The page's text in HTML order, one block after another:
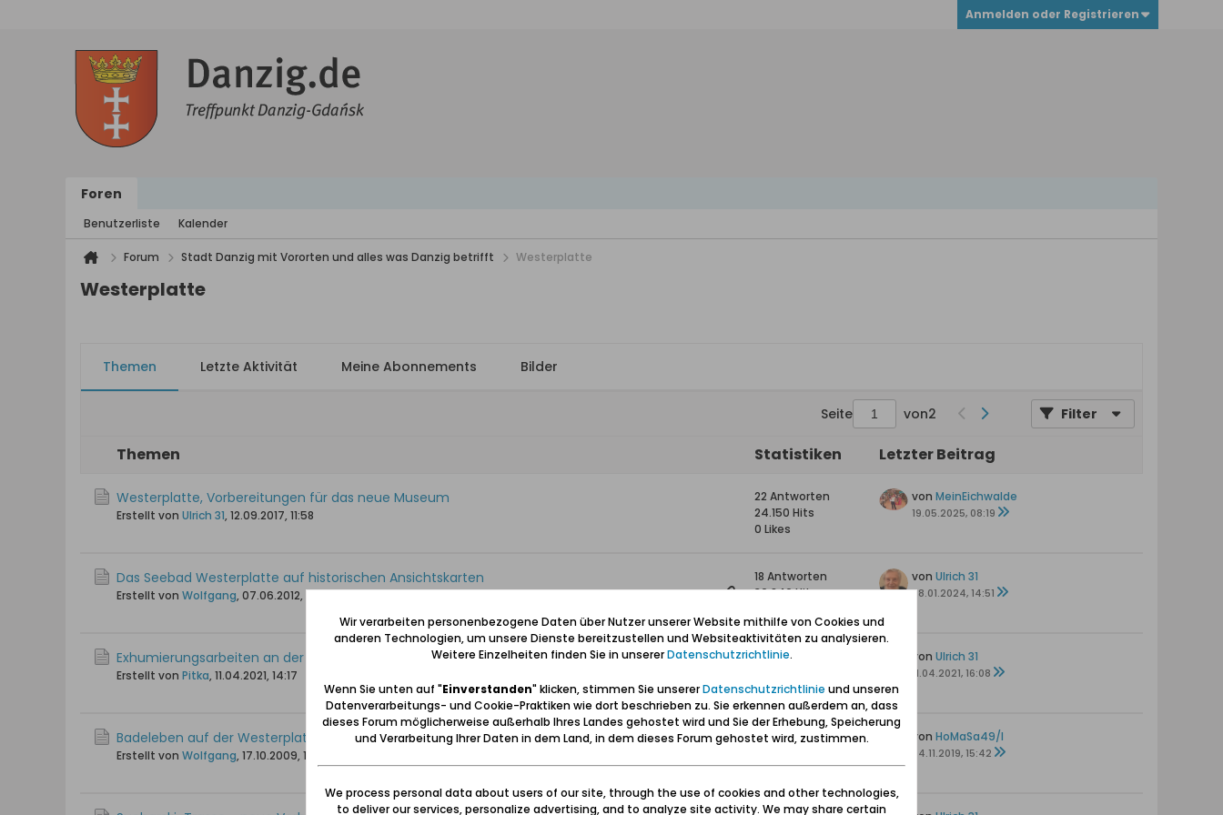
Anmelden oder Registrieren
Foren
Benutzerliste Kalender
Forum Stadt Danzig mit Vororten und alles was Danzig betrifft Westerplatte
Westerplatte
Themen Letzte Aktivität Meine Abonnements Bilder
Seite von2 Filter
Themen Statistiken Letzter Beitrag
Westerplatte, Vorbereitungen für das neue Museum
Erstellt von Ulrich 31, 12.09.2017, 11:58
22 Antworten
24.150 Hits
0 Likes
von MeinEichwalde
19.05.2025, 08:19
Das Seebad Westerplatte auf historischen Ansichtskarten
Erstellt von Wolfgang, 07.06.2012, 11:53
18 Antworten
36.846 Hits
von Ulrich 31
08.01.2024, 14:51
Exhumierungsarbeiten an der Westerplatte
Erstellt von Pitka, 11.04.2021, 14:17
1 Antwort
0 Likes
von Ulrich 31
11.04.2021, 16:08
Badeleben auf der Westerplatte um 1900
Erstellt von Wolfgang, 17.10.2009, 18:37
2 Antworten
0 Likes
von HoMaSa49/I
04.11.2019, 15:42
Wir verarbeiten personenbezogene Daten über Nutzer unserer Website mithilfe von Cookies und
anderen Technologien, um unsere Dienste bereitzustellen und Websiteaktivitäten zu analysieren.
Weitere Einzelheiten finden Sie in unsererDatenschutzrichtlinie.
Wenn Sie unten auf "Einverstanden" klicken, stimmen Sie unsererDatenschutzrichtlinie und unseren
Datenverarbeitungs- und Cookie-Praktiken wie dort beschrieben zu. Sie erkennen außerdem an, dass
dieses Forum möglicherweise außerhalb Ihres Landes gehostet wird und Sie der Erhebung, Speicherung
und Verarbeitung Ihrer Daten in dem Land, in dem dieses Forum gehostet wird, zustimmen.
We process personal data about users of our site, through the use of cookies and other technologies,
to deliver our services, personalize advertising, and to analyze site activity. We may share certain